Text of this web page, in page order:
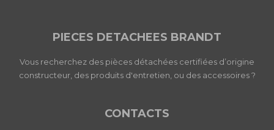
PIECES DETACHEES BRANDT
Vous recherchez des pièces détachées certifiées d’origine
constructeur, des produits d'entretien, ou des accessoires ?
CONTACTS